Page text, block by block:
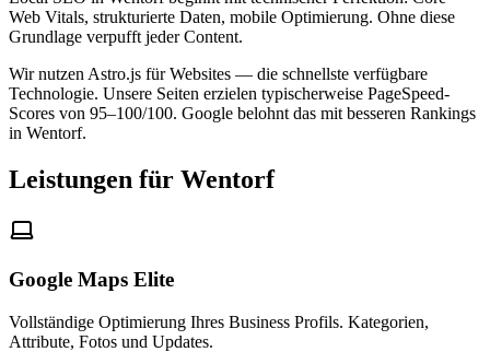
Web Vitals, strukturierte Daten, mobile Optimierung. Ohne diese
Grundlage verpufft jeder Content.
Wir nutzen Astro.js für Websites — die schnellste verfügbare
Technologie. Unsere Seiten erzielen typischerweise PageSpeed-
Scores von 95–100/100. Google belohnt das mit besseren Rankings
in Wentorf.
Leistungen für Wentorf
Google Maps Elite
Vollständige Optimierung Ihres Business Profils. Kategorien,
Attribute, Fotos und Updates.